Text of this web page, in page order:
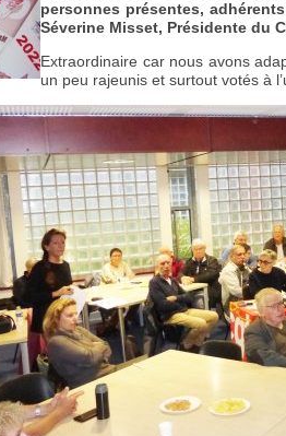
personnes présentes,
Séverine Misset, Présidente du
Extraordinaire car nous avons
un peu rajeunis et surtout votés à